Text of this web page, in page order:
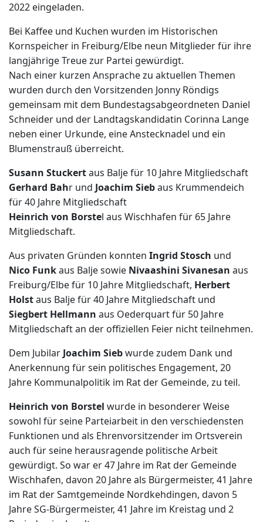
2022 eingeladen.
Bei Kaffee und Kuchen wurden im Historischen
Kornspeicher in Freiburg/Elbe neun Mitglieder für ihre
langjährige Treue zur Partei gewürdigt.
Nach einer kurzen Ansprache zu aktuellen Themen
wurden durch den Vorsitzenden Jonny Röndigs
gemeinsam mit dem Bundestagsabgeordneten Daniel
Schneider und der Landtagskandidatin Corinna Lange
neben einer Urkunde, eine Anstecknadel und ein
Blumenstrauß überreicht.
Susann Stuckertaus Balje für 10 Jahre Mitgliedschaft
Gerhard Bahr und Joachim Siebaus Krummendeich
für 40 Jahre Mitgliedschaft
Heinrich von Borstel aus Wischhafen für 65 Jahre
Mitgliedschaft.
Aus privaten Gründen konnten Ingrid Stosch und
Nico Funkaus Balje sowie Nivaashini Sivanesan aus
Freiburg/Elbe für 10 Jahre Mitgliedschaft, Herbert
Holstaus Balje für 40 Jahre Mitgliedschaft und
Siegbert Hellmann aus Oederquart für 50 Jahre
Mitgliedschaft an der offiziellen Feier nicht teilnehmen.
Dem Jubilar Joachim Siebwurde zudem Dank und
Anerkennung für sein politisches Engagement, 20
Jahre Kommunalpolitik im Rat der Gemeinde, zu teil.
Heinrich von Borstel wurde in besonderer Weise
sowohl für seine Parteiarbeit in den verschiedensten
Funktionen und als Ehrenvorsitzender im Ortsverein
auch für seine herausragende politische Arbeit
gewürdigt. So war er 47 Jahre im Rat der Gemeinde
Wischhafen, davon 20 Jahre als Bürgermeister, 41 Jahre
im Rat der Samtgemeinde Nordkehdingen, davon 5
Jahre SG-Bürgermeister, 41 Jahre im Kreistag und 2